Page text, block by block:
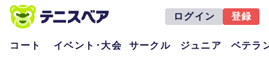
ログイン 登録
コート イベント･大会 サークル ジュニア ベテラ